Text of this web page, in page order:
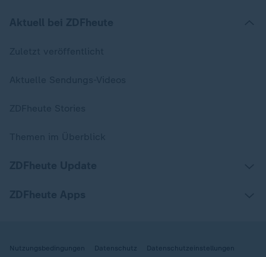
Nutzungsbedingungen Datenschutz Datenschutzeinstellungen